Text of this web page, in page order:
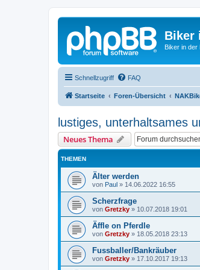
Biker
Biker in der
Schnellzugriff FAQ
Startseite Foren-Übersicht
lustiges, unterhaltsames
Neues Thema
THEMEN
Älter werden
von Paul » 14.06.2022 16:55
Scherzfrage
von Gretzky » 10.07.2018 19:01
Äffle on Pferdle
von Gretzky » 18.05.2018 23:13
Fussballer/Bankräuber
von Gretzky » 17.10.2017 19:13